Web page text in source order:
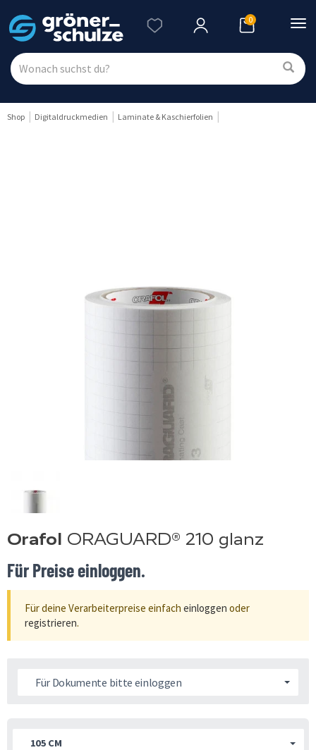
0
Shop Digitaldruckmedien Laminate & Kaschierfolien
Orafol ORAGUARD® 210 glanz
Für Preise einloggen.
Für deine Verarbeiterpreise einfach einloggen oder
registrieren.
Für Dokumente bitte einloggen
105 CM